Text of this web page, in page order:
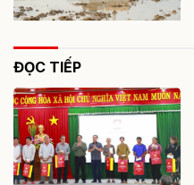
ĐỌC TIẾP